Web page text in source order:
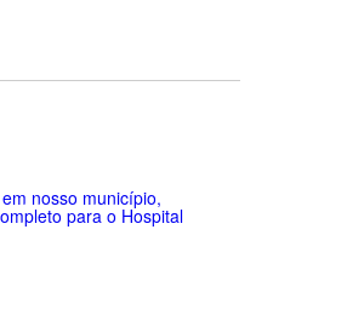
nosso município,
para o Hospital